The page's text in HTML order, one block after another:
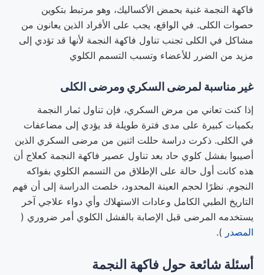
فاكهة النجمة غنية بحمض الأكساليك، وهو مرتبط بتكوين
حصوات الكلى. في الواقع، يجب على الأفراد الذين يعانون من
مشاكل في الكلى تجنب تناول فاكهة النجمة لأنها قد تؤدي إلى
مزيد من الضرر للأعضاء وتسبب التسمم الكلوي
غير مناسبة لمرضى السكري ومرضى الكلى
إذا كنت تعاني من مرض السكري، فإن تناول ثمار النجمة
بكميات كبيرة على مدى فترة طويلة قد يؤدي إلى مضاعفات
في الكلى. ذكرت دراسة حللت اثنين من مرضى السكري الذين
أصيبوا بفشل كلوي حاد بعد تناول عصير فاكهة النجمة كعلاج أن
هذه كانت أول حالة على الإطلاق من التسمم الكلوي بفواكه
النجوم. نظرًا لحجم العينة المحدود، خلصت الدراسة إلى أن فهم
التاريخ الطبي الكامل وعادات الاستهلاك وأي دواء علاجي آخر
يستخدمه المرضى قبل الإصابة بالفشل الكلوي أمر ضروري (
المصدر ).
أسئلة شائعة حول فاكهة النجمة